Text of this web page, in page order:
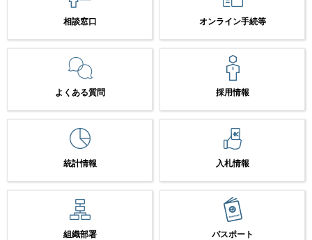
相談窓口 オンライン手続等
よくある質問 採用情報
統計情報 入札情報
組織部署 パスポート